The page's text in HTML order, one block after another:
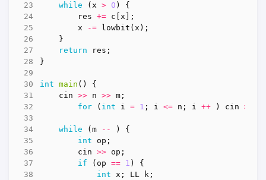
while
(x > 0 )
{
res
+= c [x ];
x
-= lowbit (x );
}
return
res ;
}
int main ()
{
cin
>> n >> m ;
for
( int i = 1 ; i <= n ; i ++ ) cin >>
while (m -- )
{
int
op ;
cin
>> op ;
if
( op == 1 )
{
int
x ; LL k ;